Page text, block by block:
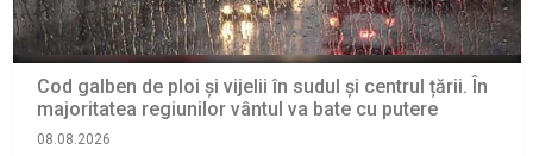
Cod galben de ploi și vijelii în sudul și centrul țării. În
majoritatea regiunilor vântul va bate cu putere
08.08.2026